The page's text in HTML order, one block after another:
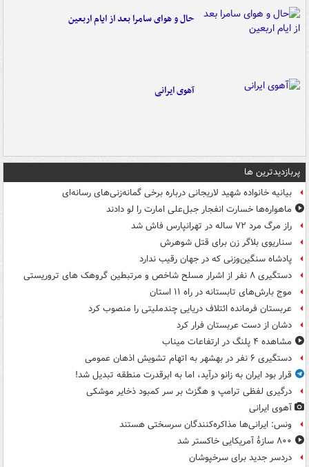
حال و هوای سامرا بعد از ایام اربعین
آهوی ایرانی
پربازدیدترین ها
بیانیه خانواده شهید لاریجانی درباره برخی گمانه‌زنی‌های رسانه‌ای
ماهواره‌ها خسارت انفجار جبل‌علی امارت را لو دادند
راز مرگ مرد ۷۲ ساله در تهرانپارس فاش شد
سناریوی بلاگر زن برای قتل شوهرش
پادشاه سنگین‌وزنی که در جهان رقیب ندارد
دستگیری ۸ نفر از اشرار مسلح شاخص و مرتبطین گروهک های تروریستی
موج بارش‌های تابستانه در راه ۱۱ استان
عربستان فرمانده ائتلاف دریایی چندملیتی را منصوب کرد
دشان از دست عربستان فرار کرد
مشاهده ۴ پلنگ در ارتفاعات میناب
دستگیری ۶ نفر در بهشهر به اتهام تشویش اذهان عمومی
قرار بود ایران به زانو درآید، اما به ابرقدرت منطقه تبدیل شد!
درگیری لفظی ترامپ و هگزث بر سر کمبود ذخایر موشکی
آهوی ایرانی
ونس: ایرانی‌ها مذاکره‌کنندگان سرسختی هستند
۸۰۰ سازۀ آمریکایی خاکستر شد
دردسر جدید برای سرخپوشان